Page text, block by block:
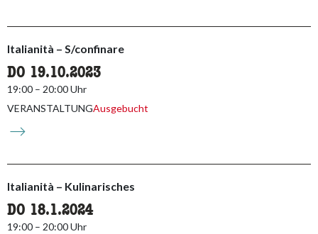
Italianità – S/confinare
DO 19.10.2023
19:00 – 20:00 Uhr
VERANSTALTUNGAusgebucht
Italianità – Kulinarisches
DO 18.1.2024
19:00 – 20:00 Uhr